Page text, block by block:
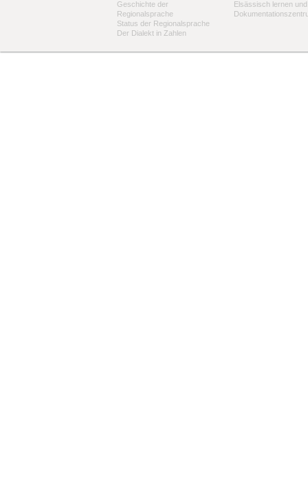
Geschichte der
Regionalsprache
Status der Regionalsprache
Der Dialekt in Zahlen
Elsässisch lernen